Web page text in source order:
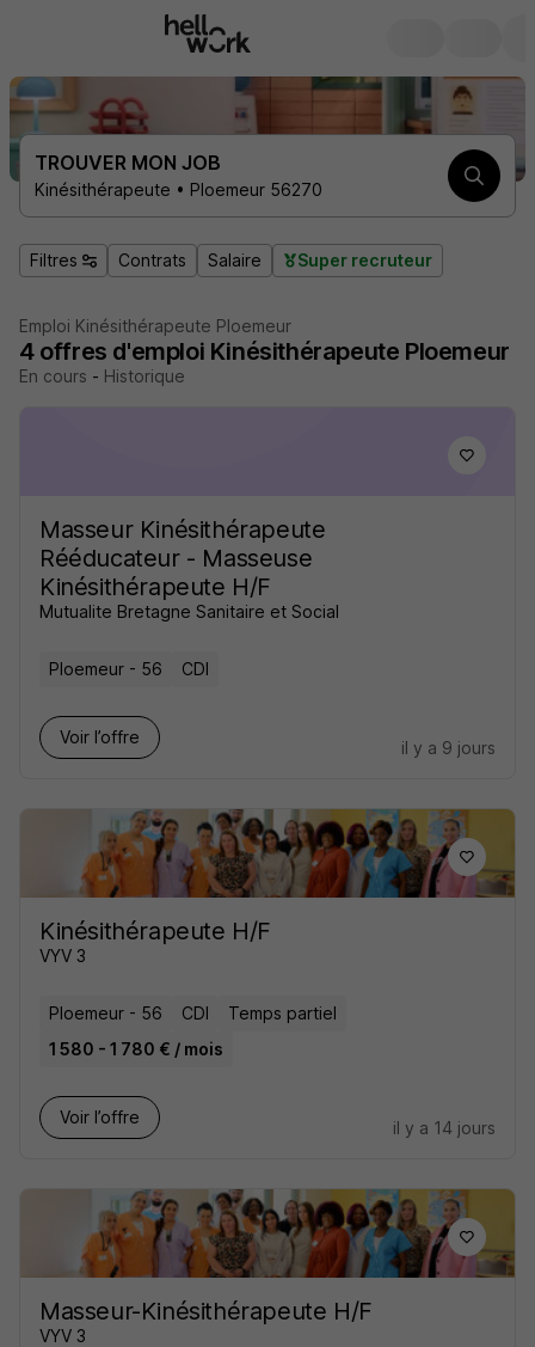
TROUVER MON JOB
Kinésithérapeute • Ploemeur 56270
Filtres Contrats Salaire Super recruteur
Emploi Kinésithérapeute Ploemeur
4 offres d'emploi Kinésithérapeute Ploemeur
En cours - Historique
Masseur Kinésithérapeute
Rééducateur - Masseuse
Kinésithérapeute H/F
Mutualite Bretagne Sanitaire et Social
Ploemeur - 56 CDI
Voir l’offre
il y a 9 jours
Kinésithérapeute H/F
VYV 3
Ploemeur - 56 CDI
Temps partiel
1 580 - 1 780 € / mois
Voir l’offre
il y a 14 jours
Masseur-Kinésithérapeute H/F
VYV 3